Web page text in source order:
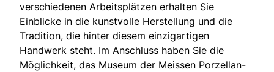
verschiedenen Arbeitsplätzen erhalten Sie
Einblicke in die kunstvolle Herstellung und die
Tradition, die hinter diesem einzigartigen
Handwerk steht. Im Anschluss haben Sie die
Möglichkeit, das Museum der Meissen Porzellan-